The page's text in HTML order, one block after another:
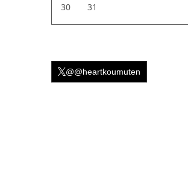
30
31
@@heartkoumuten